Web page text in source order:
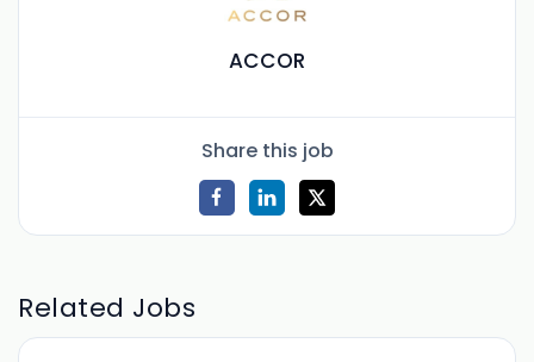
ACCOR
Share this job
Related Jobs